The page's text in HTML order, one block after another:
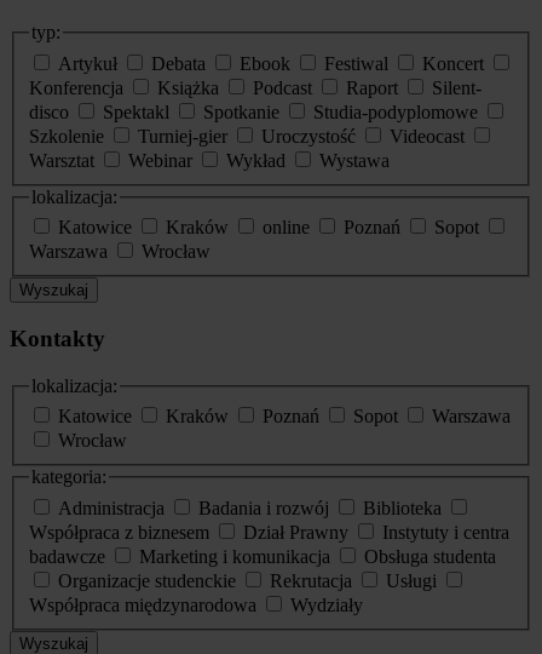
typ:
Artykuł
Debata Ebook Festiwal
Koncert
Konferencja
Książka Podcast Raport
Silent-
disco
Spektakl Spotkanie
Studia-podyplomowe
Szkolenie
Turniej-gier Uroczystość
Videocast
Warsztat
Webinar Wykład
Wystawa
lokalizacja:
Katowice
Kraków online Poznań
Sopot
Warszawa
Wrocław
Wyszukaj
Kontakty
lokalizacja:
Katowice
Kraków Poznań Sopot
Warszawa
Wrocław
kategoria:
Administracja
Badania i rozwój
Biblioteka
Współpraca z biznesem
Dział Prawny
Instytuty i centra
badawcze
Marketing i komunikacja
Obsługa studenta
Organizacje studenckie
Rekrutacja
Usługi
Współpraca międzynarodowa
Wydziały
Wyszukaj